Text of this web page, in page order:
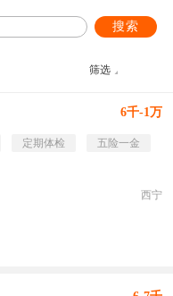
搜索
筛选
6千-1万
定期体检
五险一金
西宁